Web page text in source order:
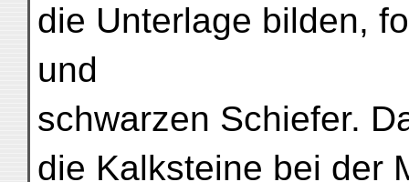
die Unterlage bilden,
und
schwarzen Schiefer.
die Kalksteine bei der